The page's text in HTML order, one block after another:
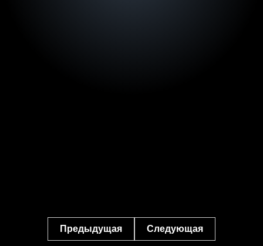
Предыдущая Следующая